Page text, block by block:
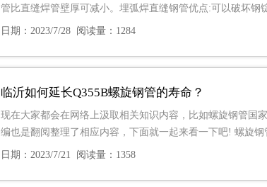
管比直缝焊管壁厚可减小。埋弧焊直缝钢管优点:可以破坏
日期：2023/7/28 阅读量：1284
临沂如何延长Q355B螺旋钢管的寿命？
现在大家都会在网络上汲取相关知识内容，比如螺旋钢管国
编也是翻阅整理了相应内容，下面就一起来看一下吧! 螺旋
日期：2023/7/21 阅读量：1358